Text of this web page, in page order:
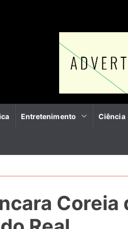
Entretenimento Ciência
Coreia